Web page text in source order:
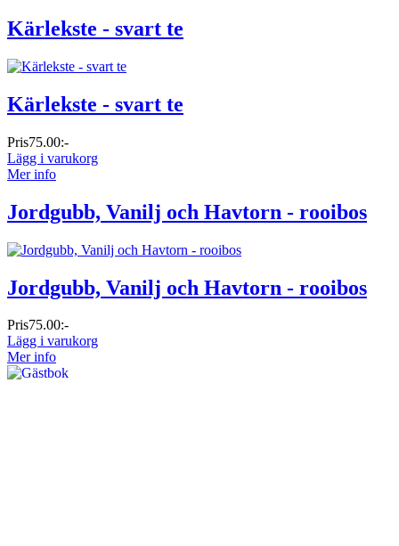
Kärlekste - svart te
Kärlekste - svart te
Pris75.00:-
Lägg i varukorg
Mer info
Jordgubb, Vanilj och Havtorn - rooibos
Jordgubb, Vanilj och Havtorn - rooibos
Pris75.00:-
Lägg i varukorg
Mer info